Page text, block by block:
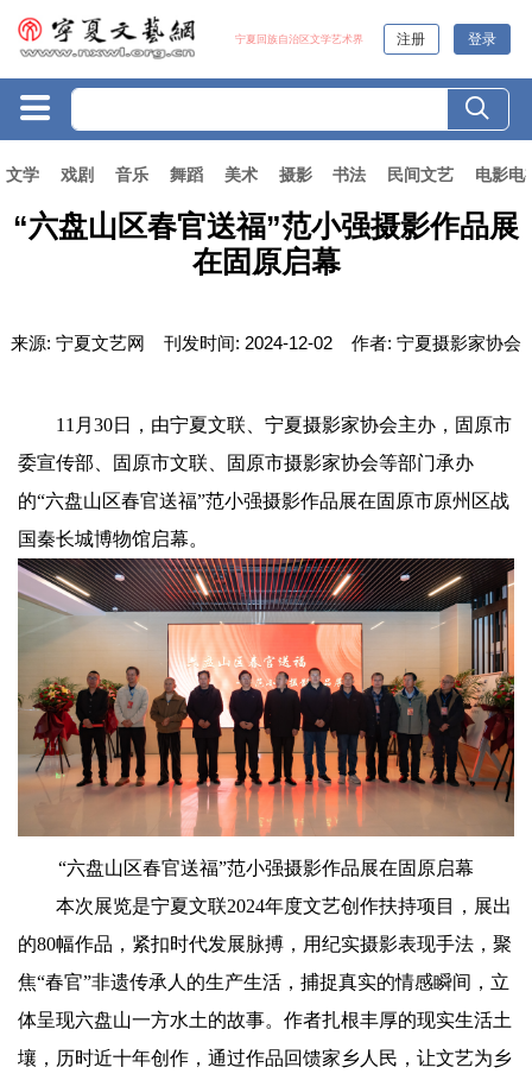
宁夏回族自治区文学艺术界 注册 登录
文学 戏剧 音乐 舞蹈 美术 摄影 书法 民间文艺 电影电
“六盘山区春官送福”范小强摄影作品展
在固原启幕
来源: 宁夏文艺网 刊发时间: 2024-12-02 作者: 宁夏摄影家协会
11月30日，由宁夏文联、宁夏摄影家协会主办，固原市
委宣传部、固原市文联、固原市摄影家协会等部门承办
的“六盘山区春官送福”范小强摄影作品展在固原市原州区战
国秦长城博物馆启幕。
“六盘山区春官送福”范小强摄影作品展在固原启幕
本次展览是宁夏文联2024年度文艺创作扶持项目，展出
的80幅作品，紧扣时代发展脉搏，用纪实摄影表现手法，聚
焦“春官”非遗传承人的生产生活，捕捉真实的情感瞬间，立
体呈现六盘山一方水土的故事。作者扎根丰厚的现实生活土
壤，历时近十年创作，通过作品回馈家乡人民，让文艺为乡